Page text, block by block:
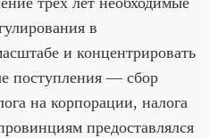
в
и концентрировать
поступления — сбор
на корпорации, налога
предоставлялся